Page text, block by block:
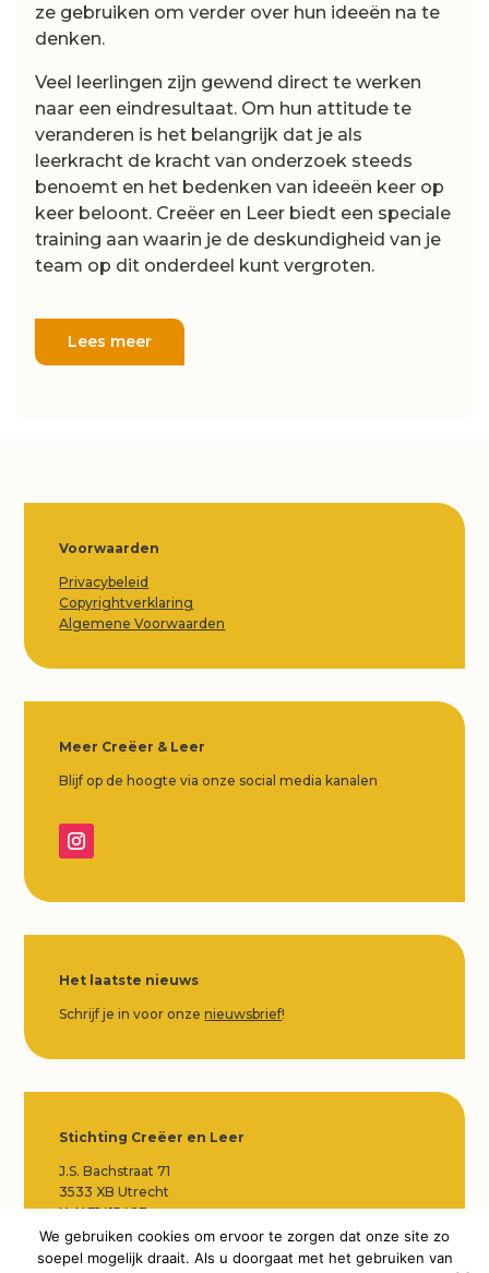
ze gebruiken om verder over hun ideeën na te
denken.
Veel leerlingen zijn gewend direct te werken
naar een eindresultaat. Om hun attitude te
veranderen is het belangrijk dat je als
leerkracht de kracht van onderzoek steeds
benoemt en het bedenken van ideeën keer op
keer beloont. Creëer en Leer biedt een speciale
training aan waarin je de deskundigheid van je
team op dit onderdeel kunt vergroten.
Lees meer
Voorwaarden
Privacybeleid
Copyrightverklaring
Algemene Voorwaarden
Meer Creëer & Leer
Blijf op de hoogte via onze social media kanalen
Het laatste nieuws
Schrijf je in voor onzenieuwsbrief!
Stichting Creëer en Leer
J.S. Bachstraat 71
3533 XB Utrecht
KvK 71415483
NL90 TRIO 0338 9197 16
We gebruiken cookies om ervoor te zorgen dat onze site zo
soepel mogelijk draait. Als u doorgaat met het gebruiken van